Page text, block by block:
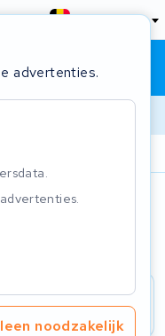
België
Inloggen
advertenties.
noodzakelijk